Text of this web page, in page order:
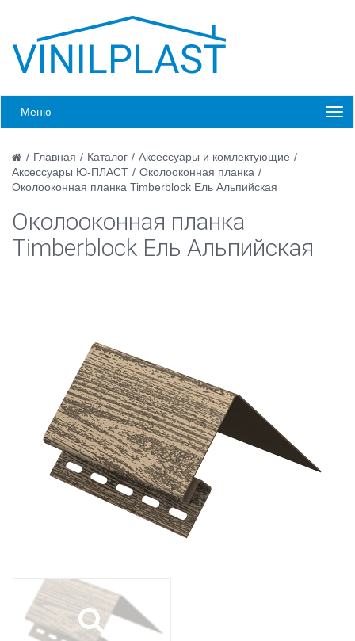
Меню
/ Главная / Каталог / Аксессуары и комлектующие /
Аксессуары Ю-ПЛАСТ / Околооконная планка /
Околооконная планка Timberblock Ель Альпийская
Околооконная планка
Timberblock Ель Альпийская